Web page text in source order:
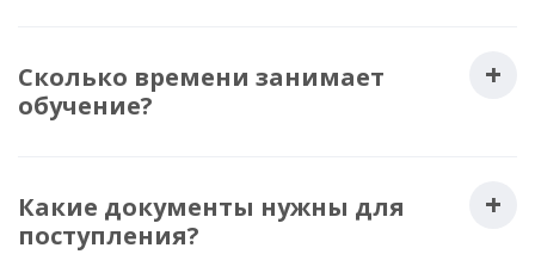
Сколько времени занимает
обучение?
Какие документы нужны для
поступления?